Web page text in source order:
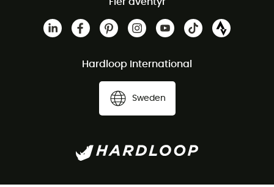
Hardloop International
Sweden